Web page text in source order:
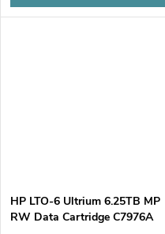
HP LTO-6 Ultrium 6.25TB MP
RW Data Cartridge C7976A